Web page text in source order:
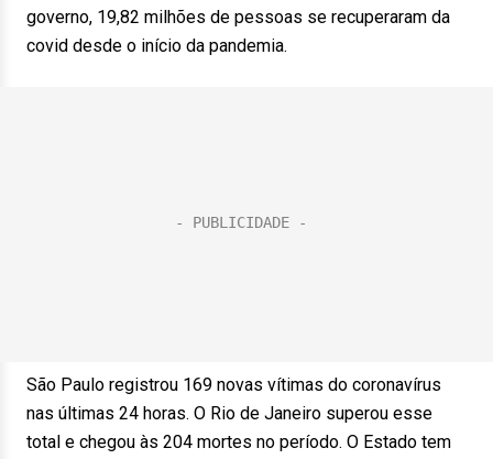
governo, 19,82 milhões de pessoas se recuperaram da
covid desde o início da pandemia.
São Paulo registrou 169 novas vítimas do coronavírus
nas últimas 24 horas. O Rio de Janeiro superou esse
total e chegou às 204 mortes no período. O Estado tem